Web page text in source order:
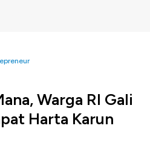
Warga RI Gali
Harta Karun